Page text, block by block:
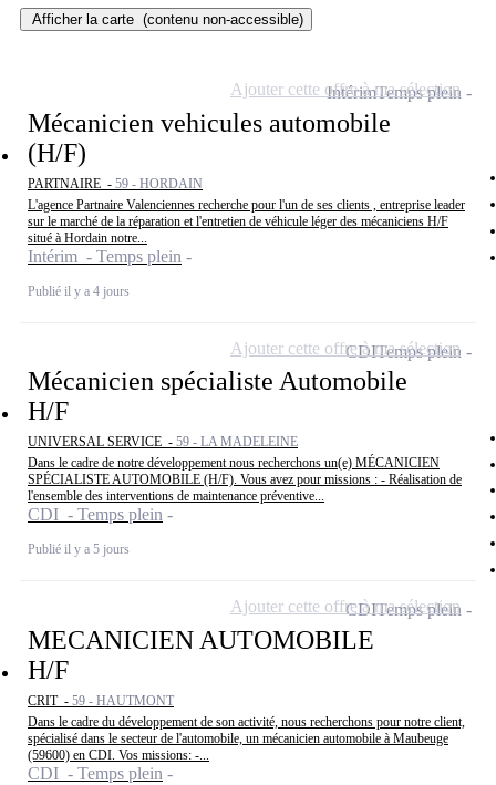
Afficher la carte (contenu non-accessible)
Mécanicien vehicules automobile
(H/F)
PARTNAIRE - 59 - HORDAIN
L'agence Partnaire Valenciennes recherche pour l'un de ses clients , entreprise leader
sur le marché de la réparation et l'entretien de véhicule léger des mécaniciens H/F
situé à Hordain notre...
Intérim - Temps plein
Publié il y a 4 jours
IntérimTemps plein
Ajouter cette offre à ma sélection
Mécanicien spécialiste Automobile
H/F
UNIVERSAL SERVICE - 59 - LA MADELEINE
Dans le cadre de notre développement nous recherchons un(e) MÉCANICIEN
SPÉCIALISTE AUTOMOBILE (H/F). Vous avez pour missions : - Réalisation de
l'ensemble des interventions de maintenance préventive...
CDI - Temps plein
Publié il y a 5 jours
CDITemps plein
Ajouter cette offre à ma sélection
MECANICIEN AUTOMOBILE
H/F
CRIT - 59 - HAUTMONT
Dans le cadre du développement de son activité, nous recherchons pour notre client,
spécialisé dans le secteur de l'automobile, un mécanicien automobile à Maubeuge
(59600) en CDI. Vos missions: -...
CDI - Temps plein
CDITemps plein
Ajouter cette offre à ma sélection